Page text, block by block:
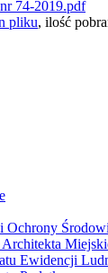
74-2019.pdf
pliku, ilość
Ochrony
Ewidencji